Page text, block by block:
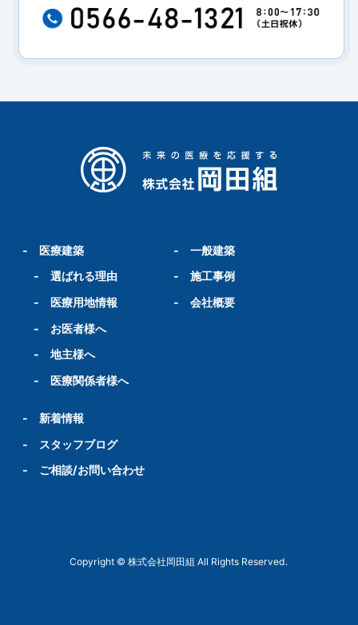
- 医療建築
- 選ばれる理由
- 医療用地情報
- お医者様へ
- 地主様へ
- 医療関係者様へ
-一般建築
-施工事例
-会社概要
- 新着情報
-
スタッフブログ
- ご相談/お問い合わせ
Copyright © 株式会社岡田組 All Rights Reserved.